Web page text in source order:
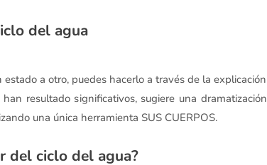
del agua
a otro, puedes hacerlo a través de la explicación
resultado significativos, sugiere una dramatización
una única herramienta SUS CUERPOS.
del ciclo del agua?